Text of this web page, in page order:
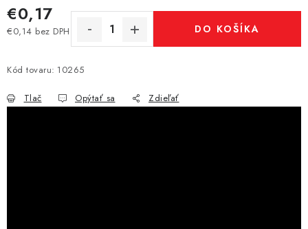
€0,17
€0,14 bez DPH
Jednotková cena:
DO KOŠÍKA
Kód tovaru: 10265
Tlač Opýtať sa Zdieľať